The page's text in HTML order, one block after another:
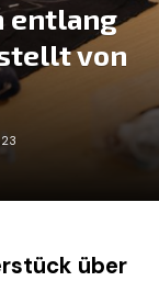
entlang
von
über